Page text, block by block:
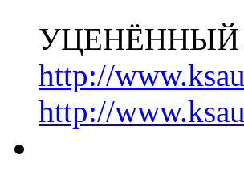
УЦЕНЁННЫЙ
http://
http://